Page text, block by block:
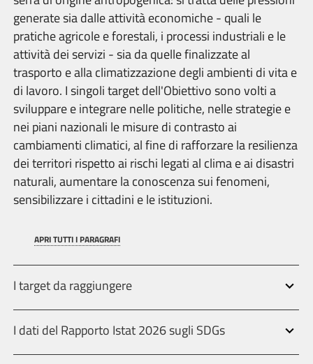
generate sia dalle attività economiche - quali le
pratiche agricole e forestali, i processi industriali e le
attività dei servizi - sia da quelle finalizzate al
trasporto e alla climatizzazione degli ambienti di vita e
di lavoro. I singoli target dell'Obiettivo sono volti a
sviluppare e integrare nelle politiche, nelle strategie e
nei piani nazionali le misure di contrasto ai
cambiamenti climatici, al fine di rafforzare la resilienza
dei territori rispetto ai rischi legati al clima e ai disastri
naturali, aumentare la conoscenza sui fenomeni,
sensibilizzare i cittadini e le istituzioni.
APRI TUTTI I PARAGRAFI
I target da raggiungere
I dati del Rapporto Istat 2026 sugli SDGs